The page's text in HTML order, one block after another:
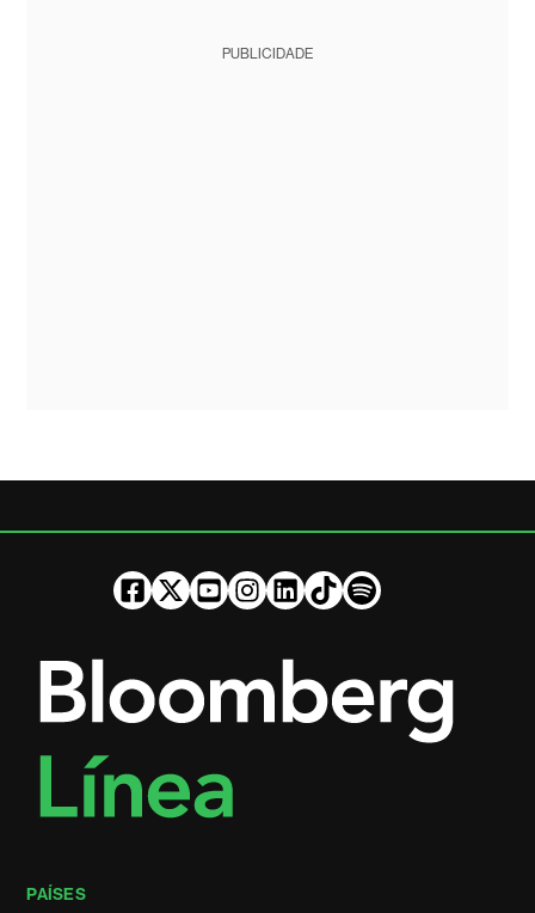
PUBLICIDADE
PAÍSES